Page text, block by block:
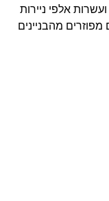
אלפי ניירות
מהבניינים